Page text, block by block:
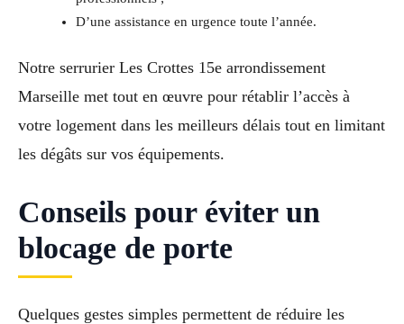
D’une assistance en urgence toute l’année.
Notre serrurier Les Crottes 15e arrondissement
Marseille met tout en œuvre pour rétablir l’accès à
votre logement dans les meilleurs délais tout en limitant
les dégâts sur vos équipements.
Conseils pour éviter un
blocage de porte
Quelques gestes simples permettent de réduire les